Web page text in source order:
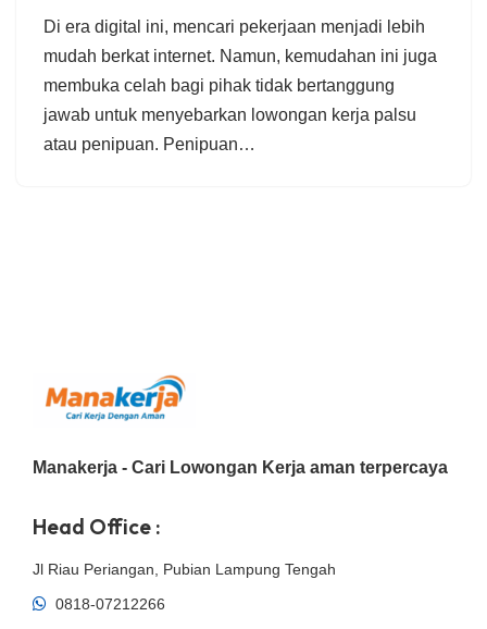
Di era digital ini, mencari pekerjaan menjadi lebih
mudah berkat internet. Namun, kemudahan ini juga
membuka celah bagi pihak tidak bertanggung
jawab untuk menyebarkan lowongan kerja palsu
atau penipuan. Penipuan…
Manakerja - Cari Lowongan Kerja aman terpercaya
Head Office :
Jl Riau Periangan, Pubian Lampung Tengah
0818-07212266